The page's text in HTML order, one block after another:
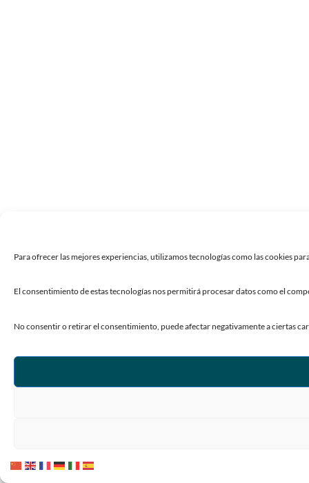
Para ofrecer las mejores experiencias, utilizamos tecnologías como las cookies
El consentimiento de estas tecnologías nos permitirá procesar datos como el
No consentir o retirar el consentimiento, puede afectar negativamente a ciertas